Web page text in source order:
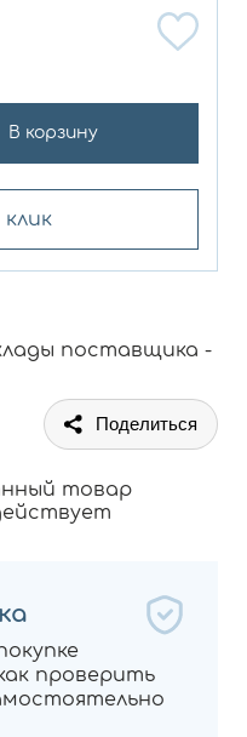
В корзину
поставщика -
Поделиться
товар
проверить